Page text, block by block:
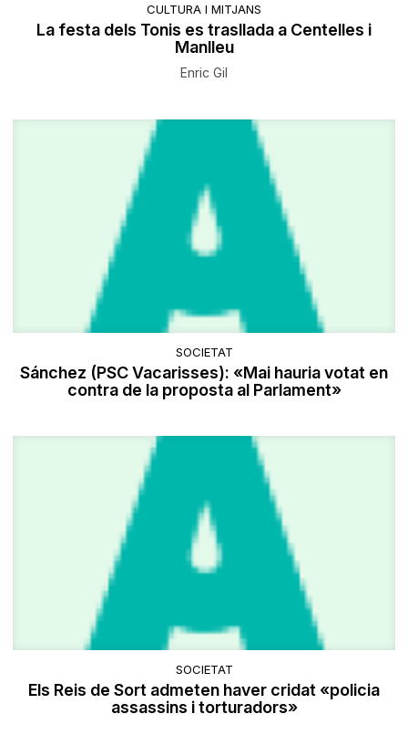
CULTURA I MITJANS
La festa dels Tonis es trasllada a Centelles i
Manlleu
Enric Gil
SOCIETAT
Sánchez (PSC Vacarisses): «Mai hauria votat en
contra de la proposta al Parlament»
SOCIETAT
Els Reis de Sort admeten haver cridat «policia
assassins i torturadors»